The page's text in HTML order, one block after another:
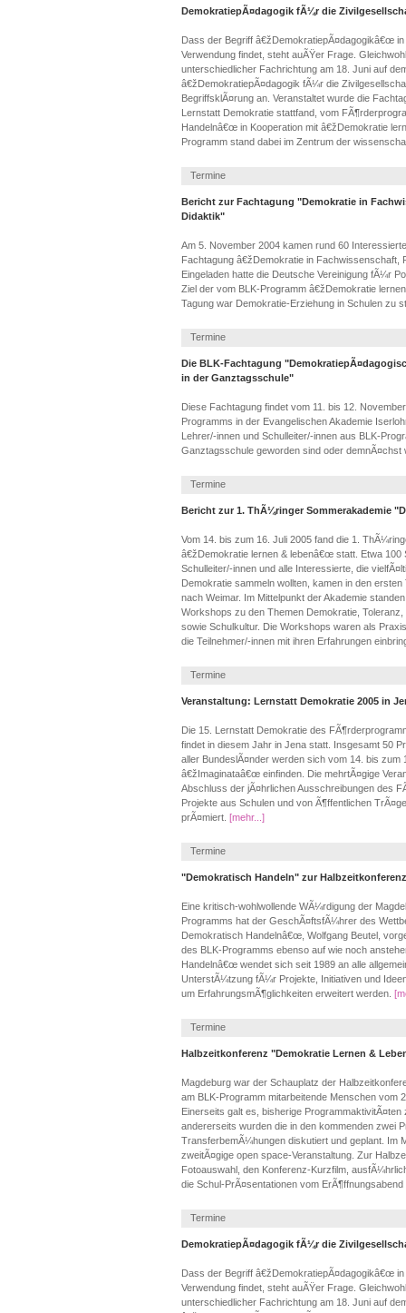
DemokratiepÃ¤dagogik fÃ¼r die
Dass der Begriff â€žDemokratiepÃ¤dagogikâ€œ
Verwendung findet, steht auÃŸer Frage.
unterschiedlicher Fachrichtung am 18. Juni auf
â€žDemokratiepÃ¤dagogik fÃ¼r die
BegriffsklÃ¤rung an. Veranstaltet wurde die
Lernstatt Demokratie stattfand, vom
Handelnâ€œ in Kooperation mit â€žDemokratie
Programm stand dabei im Zentrum der
Termine
Bericht zur Fachtagung "Demokratie in
Didaktik"
Am 5. November 2004 kamen rund 60
Fachtagung â€žDemokratie in Fachwissenschaft,
Eingeladen hatte die Deutsche Vereinigung fÃ¼r
Ziel der vom BLK-Programm â€žDemokratie
Tagung war Demokratie-Erziehung in Schulen zu
Termine
Die BLK-Fachtagung
in der Ganztagsschule"
Diese Fachtagung findet vom 11. bis 12.
Programms in der Evangelischen Akademie
Lehrer/-innen und Schulleiter/-innen aus BLK-
Ganztagsschule geworden sind oder demnÃ¤chst
Termine
Bericht zur 1. ThÃ¼ringer Sommerakademie
Vom 14. bis zum 16. Juli 2005 fand die 1.
â€žDemokratie lernen & lebenâ€œ statt. Etwa
Schulleiter/-innen und alle Interessierte, die
Demokratie sammeln wollten, kamen in den
nach Weimar. Im Mittelpunkt der Akademie
Workshops zu den Themen Demokratie,
sowie Schulkultur. Die Workshops waren als
die Teilnehmer/-innen mit ihren Erfahrungen
Termine
Veranstaltung: Lernstatt Demokratie 2005 in
Die 15. Lernstatt Demokratie des
findet in diesem Jahr in Jena statt. Insgesamt 50
aller BundeslÃ¤nder werden sich vom 14. bis zum
â€žImaginataâ€œ einfinden. Die mehrtÃ¤gige
Abschluss der jÃ¤hrlichen Ausschreibungen des
Projekte aus Schulen und von Ã¶ffentlichen
prÃ¤miert. [mehr...]
Termine
"Demokratisch Handeln" zur
Eine kritisch-wohlwollende WÃ¼rdigung der
Programms hat der GeschÃ¤ftsfÃ¼hrer des
Demokratisch Handelnâ€œ, Wolfgang Beutel,
des BLK-Programms ebenso auf wie noch
Handelnâ€œ wendet sich seit 1989 an alle
UnterstÃ¼tzung fÃ¼r Projekte, Initiativen und
um ErfahrungsmÃ¶glichkeiten erweitert werden.
Termine
Halbzeitkonferenz "Demokratie Lernen &
Magdeburg war der Schauplatz der
am BLK-Programm mitarbeitende Menschen vom
Einerseits galt es, bisherige
andererseits wurden die in den kommenden zwei
TransferbemÃ¼hungen diskutiert und geplant. Im
zweitÃ¤gige open space-Veranstaltung. Zur
Fotoauswahl, den Konferenz-Kurzfilm,
die Schul-PrÃ¤sentationen vom
Termine
DemokratiepÃ¤dagogik fÃ¼r die
Dass der Begriff â€žDemokratiepÃ¤dagogikâ€œ
Verwendung findet, steht auÃŸer Frage.
unterschiedlicher Fachrichtung am 18. Juni auf